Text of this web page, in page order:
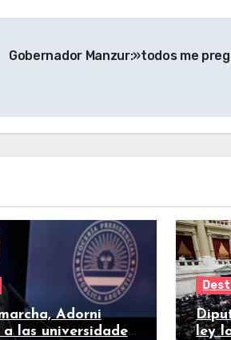
Gobernador Manzur:»todos me
Adorni
las universidades
ley